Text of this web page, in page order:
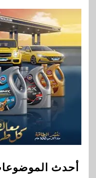
أحدث
في
9 بنوك
الأول 2026
بنوك
2026